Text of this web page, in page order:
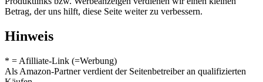
Betrag, der uns hilft, diese Seite weiter zu verbessern.
Hinweis
* = Afilliate-Link (=Werbung)
Als Amazon-Partner verdient der Seitenbetreiber an qualifizierten